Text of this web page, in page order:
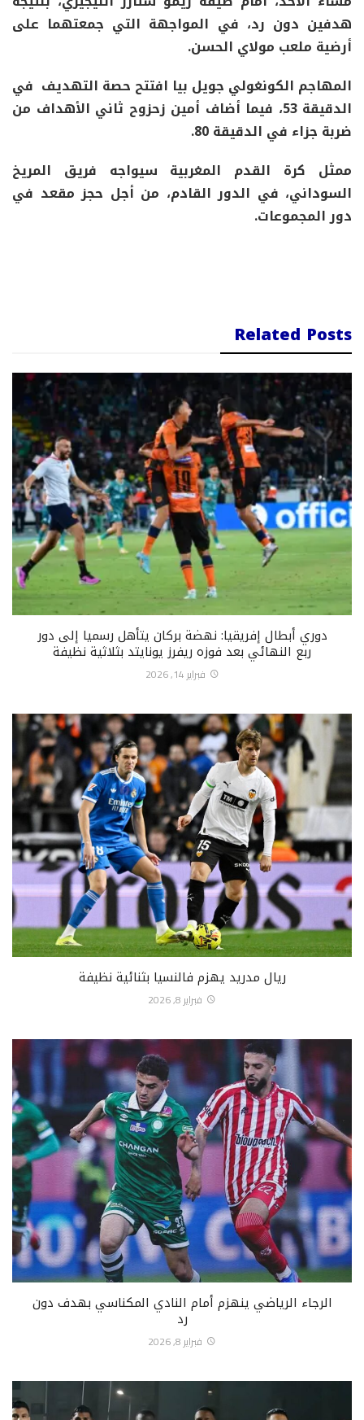
هدفين دون رد، في المواجهة التي جمعتهما على
أرضية ملعب مولاي الحسن.
المهاجم الكونغولي جويل بيا افتتح حصة التهديف في
الدقيقة 53، فيما أضاف أمين زحزوح ثاني الأهداف من
ضربة جزاء في الدقيقة 80.
ممثل كرة القدم المغربية سيواجه فريق المريخ
السوداني، في الدور القادم، من أجل حجز مقعد في
دور المجموعات.
Related Posts
دوري أبطال إفريقيا: نهضة بركان يتأهل رسميا إلى دور
ربع النهائي بعد فوزه ريفرز يونايتد بثلاثية نظيفة
فبراير 14, 2026
ريال مدريد يهزم فالنسيا بثنائية نظيفة
فبراير 8, 2026
الرجاء الرياضي ينهزم أمام النادي المكناسي بهدف دون
رد
فبراير 8, 2026